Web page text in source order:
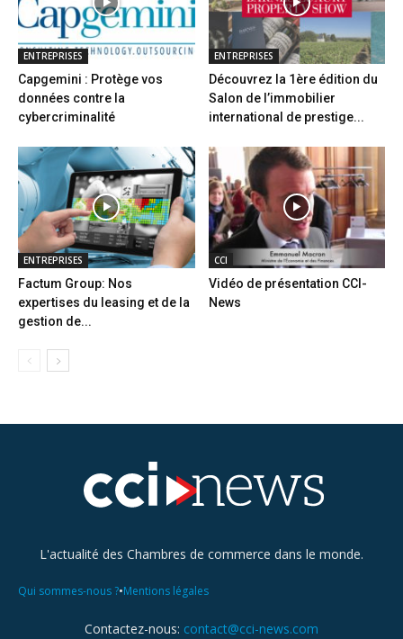
ENTREPRISES
Capgemini : Protège vos
données contre la
cybercriminalité
ENTREPRISES
Découvrez la 1ère édition du
Salon de l’immobilier
international de prestige...
ENTREPRISES
Factum Group: Nos
expertises du leasing et de la
gestion de...
CCI
Vidéo de présentation CCI-
News
L'actualité des Chambres de commerce dans le monde.
Qui sommes-nous ?•Mentions légales
Contactez-nous: contact@cci-news.com